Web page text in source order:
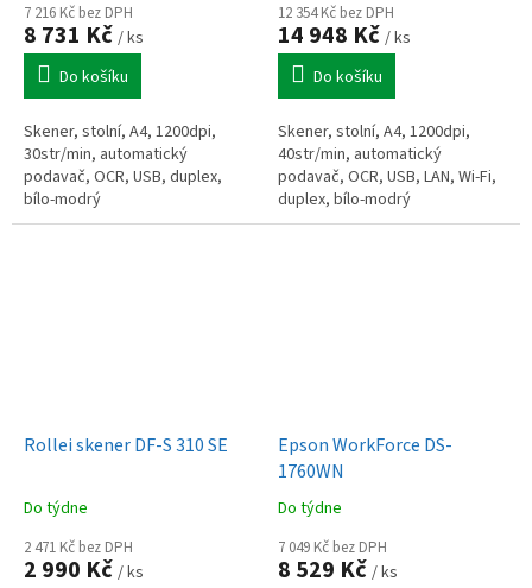
7 216 Kč bez DPH
8 731 Kč / ks
Do košíku
Skener, stolní, A4, 1200dpi,
30str/min, automatický
podavač, OCR, USB, duplex,
bílo-modrý
12 354 Kč bez DPH
14 948 Kč / ks
Do košíku
Skener, stolní, A4, 1200dpi,
40str/min, automatický
podavač, OCR, USB, LAN, Wi-Fi,
duplex, bílo-modrý
Rollei skener DF-S 310 SE
Do týdne
2 471 Kč bez DPH
2 990 Kč / ks
Epson WorkForce DS-
1760WN
Do týdne
7 049 Kč bez DPH
8 529 Kč / ks